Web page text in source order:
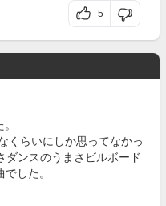
5
くらいにしか思ってなかっ
ダンスのうまさビルボード
した。